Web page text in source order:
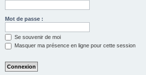
Mot de passe :
Se souvenir de moi
Masquer ma présence en ligne pour cette session